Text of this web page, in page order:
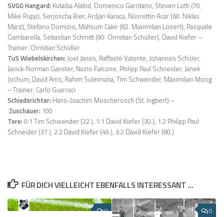
SVGG Hangard: Kutaiba Alabid, Domenico Garritano, Steven Loth (70.
Mike Rupp), Serjoscha Bier, Ardjan Karaca, Nüsrettin Acar (60. Niklas
März), Stefano Domizio, Mahsum Cakir (82. Maximilian Losert), Pasquale
Ciambarella, Sebastian Schmitt (90. Christian Schüller), David Kiefer –
Trainer: Christian Schüller
TuS Wiebelskirchen: Joel Janes, Raffaele Valente, Johannes Schüler,
Janick-Norman Ganster, Nazio Falcone, Philipp Paul Schneider, Janek
Jochum, David Ams, Rahim Suleimana, Tim Schwender, Maximilian Moog
– Trainer: Carlo Guarraci
Schiedsrichter: Hans-Joachim Moscherosch (St. Ingbert) –
Zuschauer: 100
Tore: 0:1 Tim Schwender (22.), 1:1 David Kiefer (30.), 1:2 Philipp Paul
Schneider (37.), 2:2 David Kiefer (49.), 3:2 David Kiefer (80.)
FÜR DICH VIELLEICHT EBENFALLS INTERESSANT …
0 0